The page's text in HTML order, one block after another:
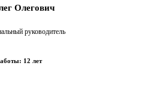
Олегович
руководитель
12 лет